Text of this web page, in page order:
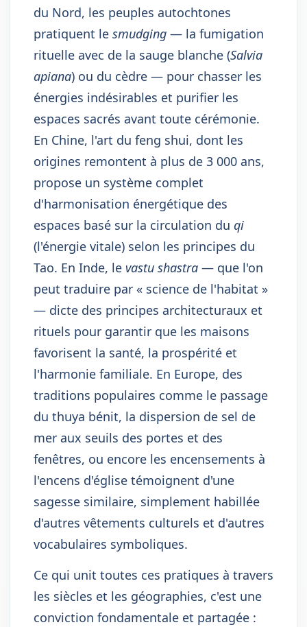
du Nord, les peuples autochtones
pratiquent le smudging — la fumigation
rituelle avec de la sauge blanche (Salvia
apiana) ou du cèdre — pour chasser les
énergies indésirables et purifier les
espaces sacrés avant toute cérémonie.
En Chine, l'art du feng shui, dont les
origines remontent à plus de 3 000 ans,
propose un système complet
d'harmonisation énergétique des
espaces basé sur la circulation du qi
(l'énergie vitale) selon les principes du
Tao. En Inde, le vastu shastra — que l'on
peut traduire par « science de l'habitat »
— dicte des principes architecturaux et
rituels pour garantir que les maisons
favorisent la santé, la prospérité et
l'harmonie familiale. En Europe, des
traditions populaires comme le passage
du thuya bénit, la dispersion de sel de
mer aux seuils des portes et des
fenêtres, ou encore les encensements à
l'encens d'église témoignent d'une
sagesse similaire, simplement habillée
d'autres vêtements culturels et d'autres
vocabulaires symboliques.
Ce qui unit toutes ces pratiques à travers
les siècles et les géographies, c'est une
conviction fondamentale et partagée :